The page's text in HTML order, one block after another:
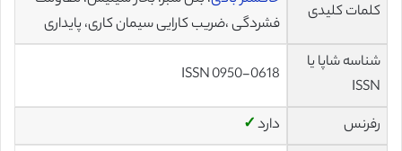
کلمات کلیدی
فشردگی ،ضریب کارایی سیمان کاری، پایداری
شناسه شاپا یا
ISSN
ISSN 0950-0618
رفرنس دارد✓